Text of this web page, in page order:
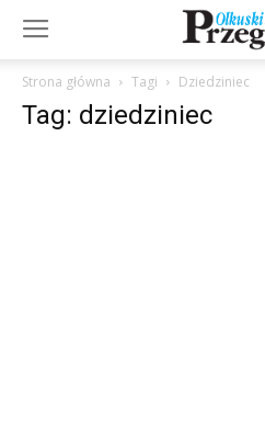
Strona główna Tagi Dziedziniec
Tag: dziedziniec